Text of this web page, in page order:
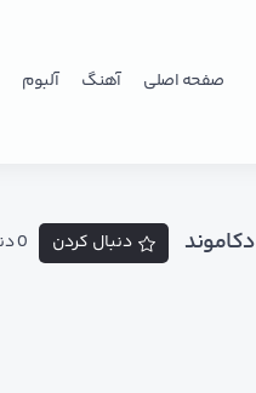
صفحه اصلی آهنگ آلبوم
دکاموند دنبال کردن 0 دنبال کننده